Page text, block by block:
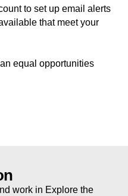
to set up email alerts
that meet your
equal opportunities
work in Explore the